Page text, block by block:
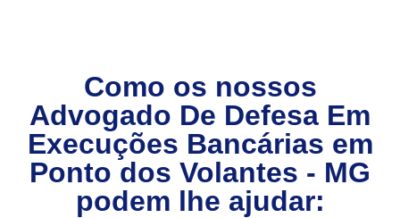
Como os nossos
Advogado De Defesa Em
Execuções Bancárias em
Ponto dos Volantes - MG
podem lhe ajudar: